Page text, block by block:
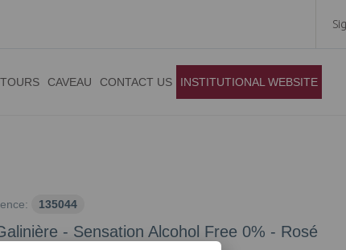
CAVEAU CONTACT US INSTITUTIONAL WEBSITE
135044
- Sensation Alcohol Free 0% - Rosé